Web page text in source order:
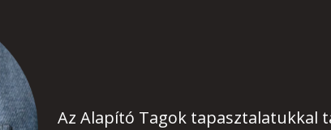
Az Alapító Tagok tapasztalatukkal